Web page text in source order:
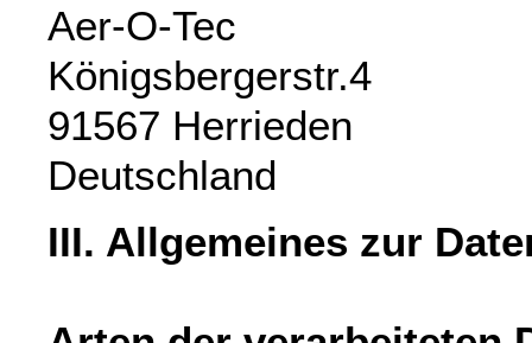
Aer-O-Tec
Königsbergerstr.4
91567 Herrieden
Deutschland
III. Allgemeines zur